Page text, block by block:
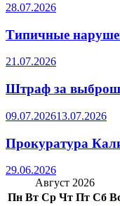
28.07.2026
Типичные
21.07.2026
Штраф за
09.07.202613.07.2026
Прокуратура
29.06.2026
Август 2026
Пн Вт Ср Чт Пт Сб